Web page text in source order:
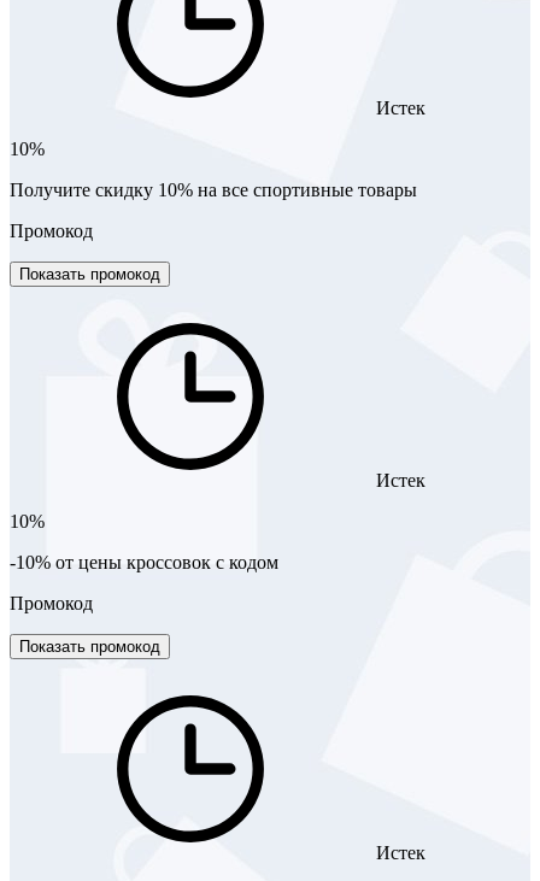
Истек
10%
Получите скидку 10% на все спортивные товары
Промокод
Показать промокод
Истек
10%
-10% от цены кроссовок с кодом
Промокод
Показать промокод
Истек